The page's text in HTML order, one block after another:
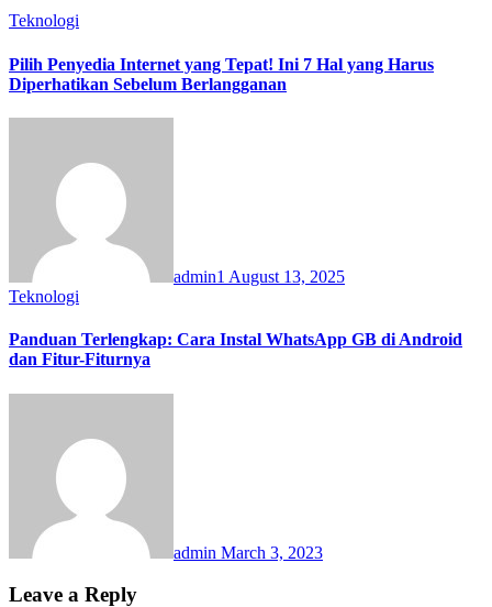
Teknologi
Pilih Penyedia Internet yang Tepat! Ini 7 Hal yang Harus
Diperhatikan Sebelum Berlangganan
admin1 August 13, 2025
Teknologi
Panduan Terlengkap: Cara Instal WhatsApp GB di Android
dan Fitur-Fiturnya
admin March 3, 2023
Leave a Reply